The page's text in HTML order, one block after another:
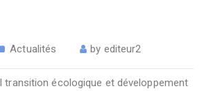
Actualités by editeur2
transition écologique et développement